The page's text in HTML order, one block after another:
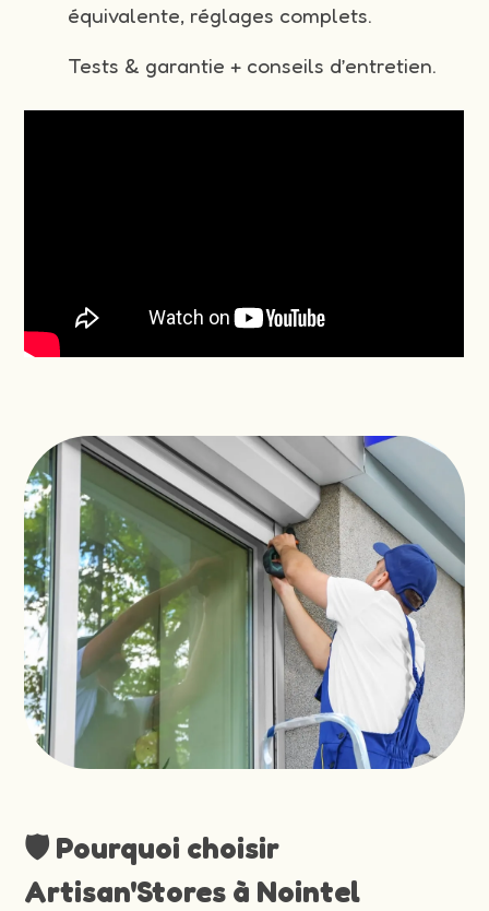
équivalente, réglages complets.
Tests & garantie + conseils d’entretien.
🛡️ Pourquoi choisir
Artisan'Stores à Nointel